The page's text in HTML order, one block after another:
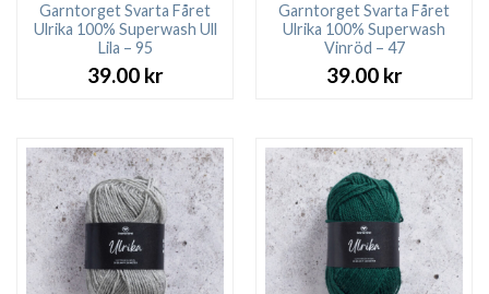
Garntorget Svarta Fåret
Ulrika 100% Superwash Ull
Lila – 95
39.00 kr
Garntorget Svarta Fåret
Ulrika 100% Superwash
Vinröd – 47
39.00 kr